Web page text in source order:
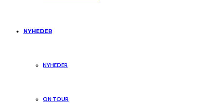
NYHEDER
NYHEDER
ON TOUR